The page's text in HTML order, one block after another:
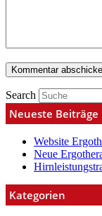
Search
Neueste Beiträge
Website
Neue
Kategorien